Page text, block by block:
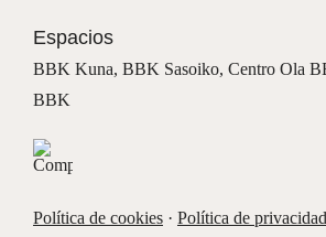
Espacios
BBK Kuna, BBK Sasoiko, Centro Ola
BBK
Política de cookies· Política de privacidad